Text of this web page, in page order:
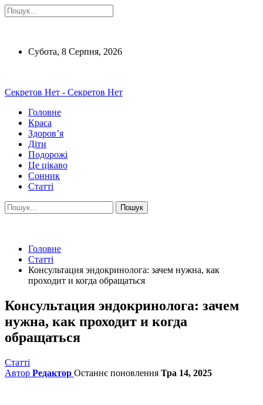
Субота, 8 Серпня, 2026
Секретов Нет - Секретов Нет
Головне
Краса
Здоров’я
Діти
Подорожі
Це цікаво
Сонник
Статті
Головне
Статті
Консультация эндокринолога: зачем нужна, как
проходит и когда обращаться
Консультация эндокринолога: зачем
нужна, как проходит и когда
обращаться
Статті
Автор Редактор Останнє поновлення Тра 14, 2025